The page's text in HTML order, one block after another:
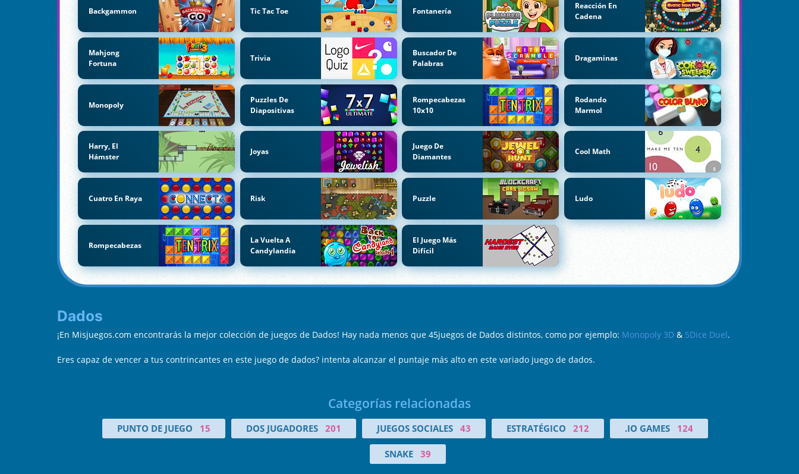
Backgammon Tic Tac Toe Fontanería
Reacción En
Cadena
Mahjong
Fortuna
Trivia
Buscador De
Palabras
Dragaminas
Monopoly
Puzzles De
Diapositivas
Rompecabezas
10x10
Rodando
Marmol
Harry, El
Hámster
Joyas
Juego De
Diamantes
Cool Math
Cuatro En Raya Risk Puzzle Ludo
Rompecabezas
La Vuelta A
Candylandia
El Juego Más
Difícil
Dados
¡En Misjuegos.com encontrarás la mejor colección de juegos de Dados! Hay nada menos que 45juegos de Dados distintos, como por ejemplo: Monopoly 3D & 5Dice Duel.
Eres capaz de vencer a tus contrincantes en este juego de dados? intenta alcanzar el puntaje más alto en este variado juego de dados.
Categorías relacionadas
PUNTO DE JUEGO 15 DOS JUGADORES 201 JUEGOS SOCIALES 43 ESTRATÉGICO 212 .IO GAMES 124
SNAKE 39